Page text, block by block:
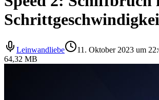
Leinwandliebe 11. Oktober 2023 um
64,32 MB